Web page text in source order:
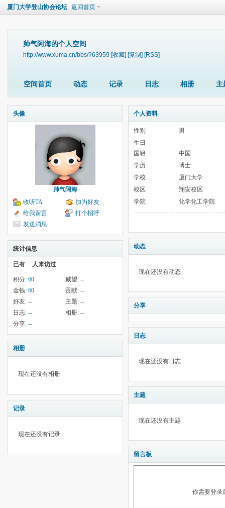
厦门大学登山协会论坛 返回首页
帅气阿海的个人空间
http://www.xuma.cn/bbs/?63959 [收藏] [复制] [RSS]
空间首页 动态 记录 日志 相册 主
头像
帅气阿海
收听TA
加为好友
给我留言
打个招呼
发送消息
统计信息
已有 -- 人来访过
积分: 60 威望: --
金钱: 60 贡献: --
好友: -- 主题: --
日志: -- 相册: --
分享: --
相册
现在还没有相册
记录
现在还没有记录
个人资料
性别
男
生日
国籍
中国
学历
博士
学校
厦门大学
校区
翔安校区
学院
化学化工学院
动态
现在还没有动态
分享
日志
现在还没有日志
主题
现在还没有主题
留言板
你需要登录